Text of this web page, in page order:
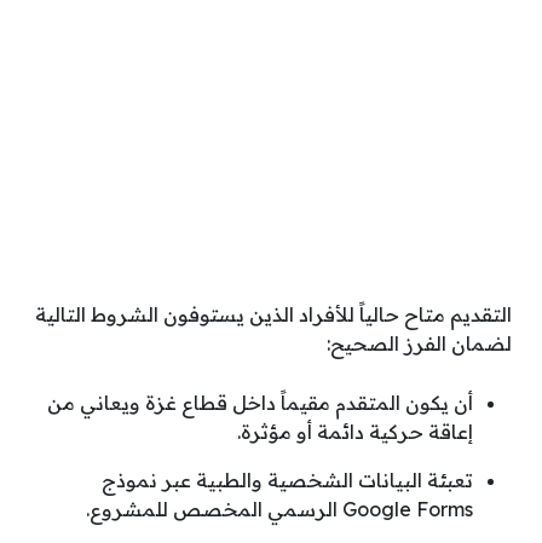
التقديم متاح حالياً للأفراد الذين يستوفون الشروط التالية
لضمان الفرز الصحيح:
أن يكون المتقدم مقيماً داخل قطاع غزة ويعاني من
إعاقة حركية دائمة أو مؤثرة.
تعبئة البيانات الشخصية والطبية عبر نموذج
Google Forms الرسمي المخصص للمشروع.